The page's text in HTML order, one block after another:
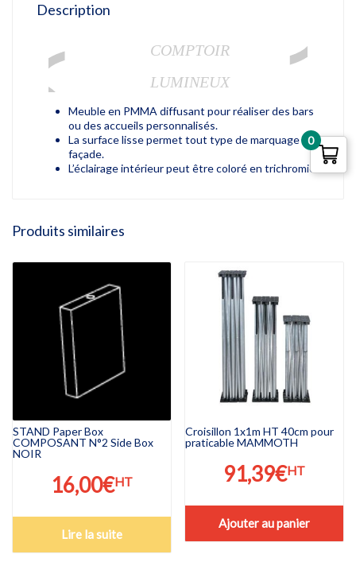
Description
COMPTOIR
LUMINEUX
Meuble en PMMA diffusant pour réaliser des bars
ou des accueils personnalisés.
La surface lisse permet tout type de marquage en
façade.
L’éclairage intérieur peut être coloré en trichromie.
Produits similaires
STAND Paper Box
COMPOSANT N°2 Side Box
NOIR
16,00€HT
Lire la suite
Croisillon 1x1m HT 40cm pour
praticable MAMMOTH
91,39€HT
Ajouter au panier
0